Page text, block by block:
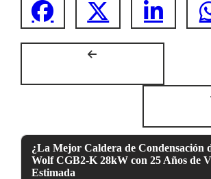
¿La Mejor Caldera de Condensación
Wolf CGB2-K 28kW con 25 Años de
Estimada